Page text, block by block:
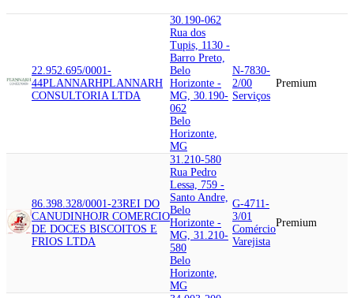
22.952.695/0001-
44PLANNARHPLANNARH
CONSULTORIA LTDA
30.190-062
Rua dos
Tupis, 1130 -
Barro Preto,
Belo
Horizonte -
MG, 30.190-
062
Belo
Horizonte,
MG
N-7830-
2/00
Serviços
Premium
86.398.328/0001-23REI DO
CANUDINHOJR COMERCIO
DE DOCES BISCOITOS E
FRIOS LTDA
31.210-580
Rua Pedro
Lessa, 759 -
Santo Andre,
Belo
Horizonte -
MG, 31.210-
580
Belo
Horizonte,
MG
G-4711-
3/01
Comércio
Varejista
Premium